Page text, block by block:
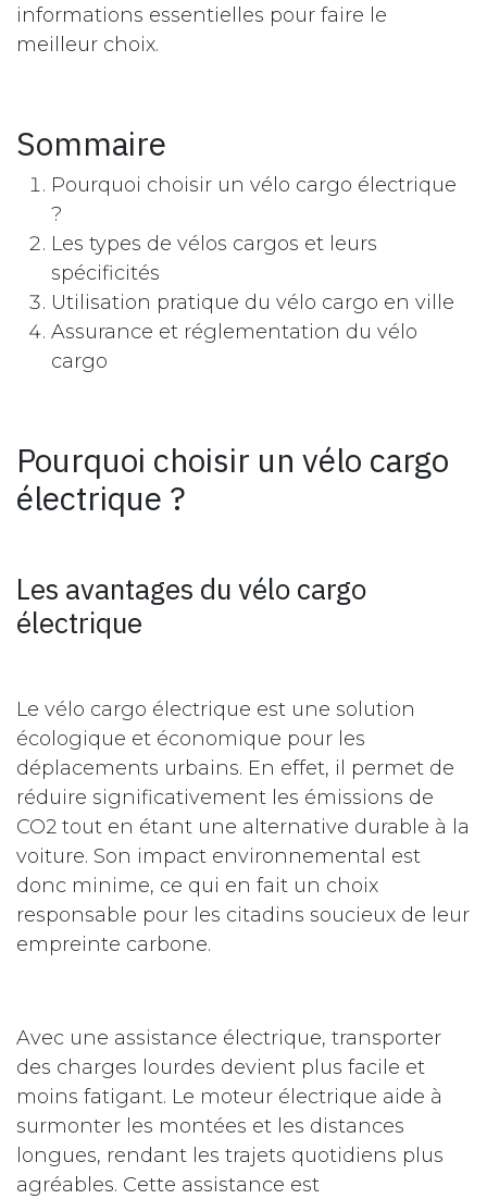
informations essentielles pour faire le
meilleur choix.
Sommaire
Pourquoi choisir un vélo cargo électrique
?
Les types de vélos cargos et leurs
spécificités
Utilisation pratique du vélo cargo en ville
Assurance et réglementation du vélo
cargo
Pourquoi choisir un vélo cargo
électrique ?
Les avantages du vélo cargo
électrique
Le vélo cargo électrique est une solution
écologique et économique pour les
déplacements urbains. En effet, il permet de
réduire significativement les émissions de
CO2 tout en étant une alternative durable à la
voiture. Son impact environnemental est
donc minime, ce qui en fait un choix
responsable pour les citadins soucieux de leur
empreinte carbone.
Avec une assistance électrique, transporter
des charges lourdes devient plus facile et
moins fatigant. Le moteur électrique aide à
surmonter les montées et les distances
longues, rendant les trajets quotidiens plus
agréables. Cette assistance est